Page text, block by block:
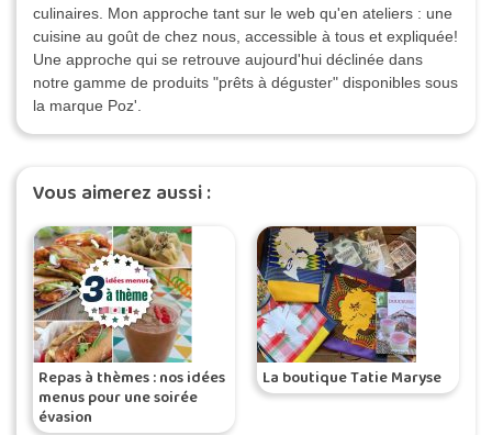
culinaires. Mon approche tant sur le web qu'en ateliers : une
cuisine au goût de chez nous, accessible à tous et expliquée!
Une approche qui se retrouve aujourd'hui déclinée dans
notre gamme de produits "prêts à déguster" disponibles sous
la marque Poz'.
Vous aimerez aussi :
Repas à thèmes : nos idées
menus pour une soirée
évasion
La boutique Tatie Maryse